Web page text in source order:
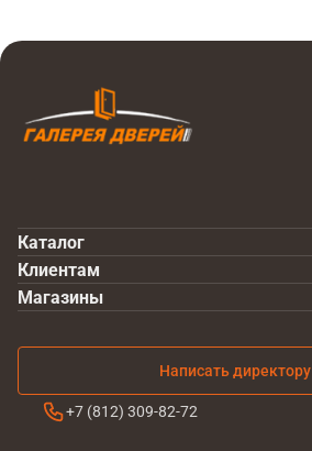
Каталог
Клиентам
Написать директору
+7 (812) 309-82-72
Магазины